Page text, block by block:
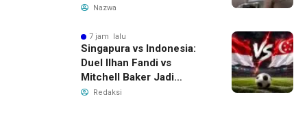
Langkah Antisipasi Krisis
Nazwa
7 jam lalu
Singapura vs Indonesia:
Duel Ilhan Fandi vs
Mitchell Baker Jadi
Sorotan di Piala AFF 2026
Redaksi